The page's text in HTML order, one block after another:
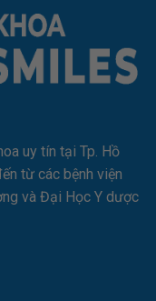
uy tín tại Tp. Hồ
từ các bệnh viện
và Đại Học Y dược